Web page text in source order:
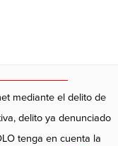
mediante el delito de
delito ya denunciado
tenga en cuenta la